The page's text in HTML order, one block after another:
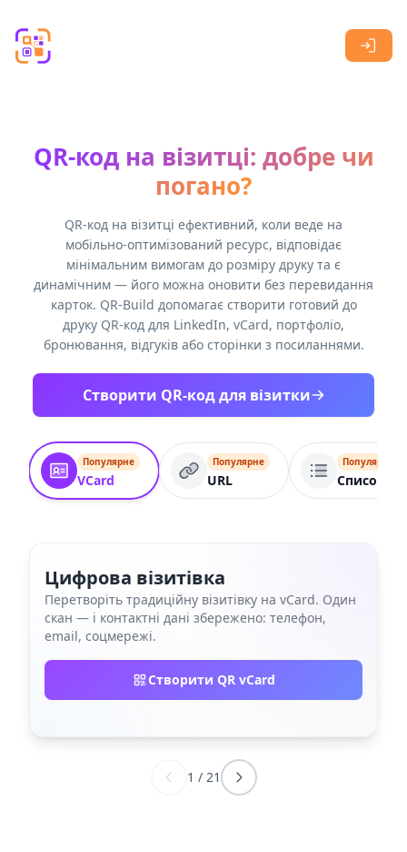
QR-код на візитці: добре чи
погано?
QR-код на візитці ефективний, коли веде на
мобільно-оптимізований ресурс, відповідає
мінімальним вимогам до розміру друку та є
динамічним — його можна оновити без перевидання
карток. QR-Build допомагає створити готовий до
друку QR-код для LinkedIn, vCard, портфоліо,
бронювання, відгуків або сторінки з посиланнями.
Створити QR-код для візитки
Популярне
VCard
Популярне
URL
Популярне
Список
Цифрова візитівка
Перетворіть традиційну візитівку на vCard. Один
скан — і контактні дані збережено: телефон,
email, соцмережі.
Створити QR vCard
1 / 21